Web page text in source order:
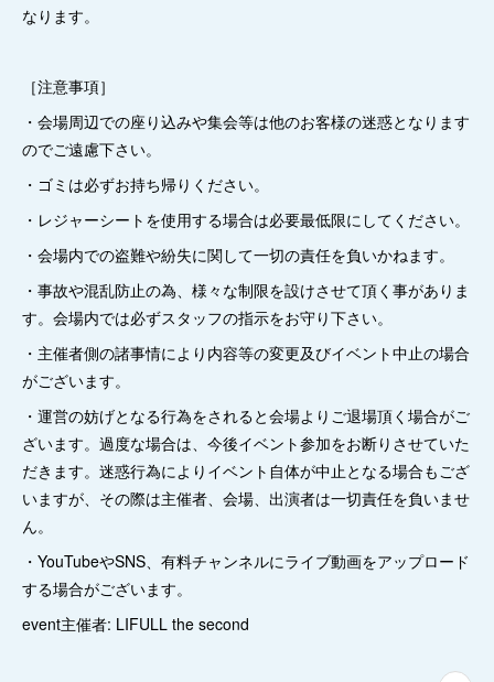
なります。
［注意事項］
・会場周辺での座り込みや集会等は他のお客様の迷惑となります
のでご遠慮下さい。
・ゴミは必ずお持ち帰りください。
・レジャーシートを使用する場合は必要最低限にしてください。
・会場内での盗難や紛失に関して一切の責任を負いかねます。
・事故や混乱防止の為、様々な制限を設けさせて頂く事がありま
す。会場内では必ずスタッフの指示をお守り下さい。
・主催者側の諸事情により内容等の変更及びイベント中止の場合
がございます。
・運営の妨げとなる行為をされると会場よりご退場頂く場合がご
ざいます。過度な場合は、今後イベント参加をお断りさせていた
だきます。迷惑行為によりイベント自体が中止となる場合もござ
いますが、その際は主催者、会場、出演者は一切責任を負いませ
ん。
・YouTubeやSNS、有料チャンネルにライブ動画をアップロード
する場合がございます。
event主催者: LIFULL the second